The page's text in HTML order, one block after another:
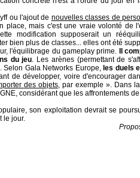
ou l'ajout de nouvelles classes de
place, mais c'est une vraie volonté de
modification supposerait un
bien plus de classes... elles ont été
l'équilibrage du gameplay prime.
Il
du jeu. Les arènes (permettant de
Selon Gala Networks Europe, les duels
de développer, voire d'encourager
des objets, par exemple ». Dans
considérant que les affrontements
son exploitation devrait se
le jour.